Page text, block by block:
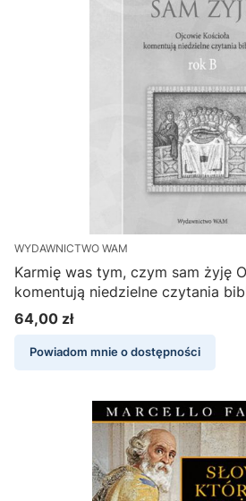
WYDAWNICTWO WAM
Karmię was tym, czym sam żyję
komentują niedzielne czytania
Cena
64,00 zł
Powiadom mnie o dostępności